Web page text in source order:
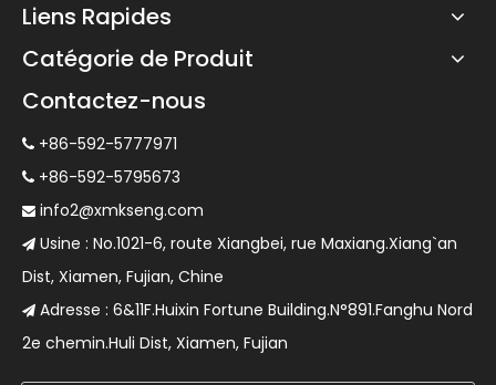
Liens Rapides
Catégorie de Produit
Contactez-nous
 +86-592-5777971
 +86-592-5795673
 info2@xmkseng.com
 Usine : No.1021-6, route Xiangbei, rue Maxiang.Xiang`an
Dist, Xiamen, Fujian, Chine
 Adresse : 6&11F.Huixin Fortune Building.N°891.Fanghu Nord
2e chemin.Huli Dist, Xiamen, Fujian